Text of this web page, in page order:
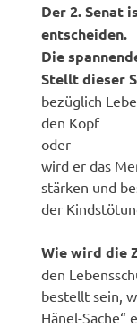
Der 2. Senat
entscheiden.
Die
Stellt dieser
bezüglich
den Kopf
oder
wird er das
stärken und
der
Wie wird die
den
bestellt sein,
Hänel-Sache“